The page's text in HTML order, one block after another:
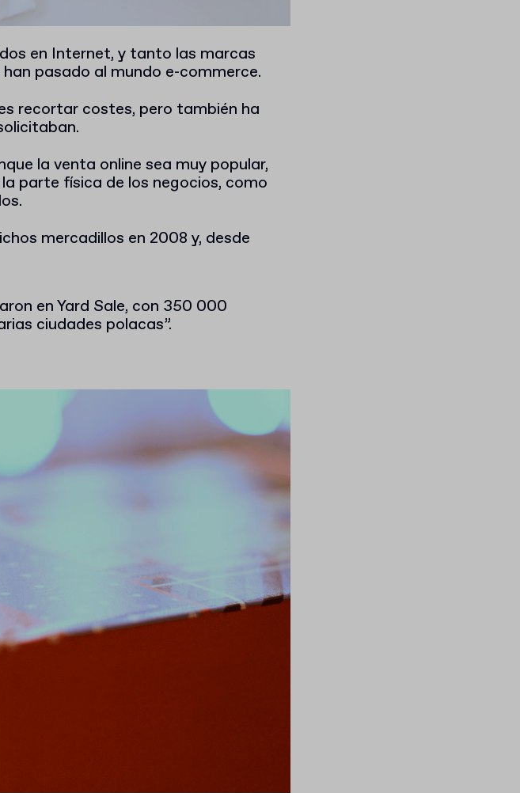
en Internet, y tanto las marcas
pasado al mundo e-commerce.
recortar costes, pero también ha
la venta online sea muy popular,
parte física de los negocios, como
mercadillos en 2008 y, desde
en Yard Sale, con 350 000
ciudades polacas”.